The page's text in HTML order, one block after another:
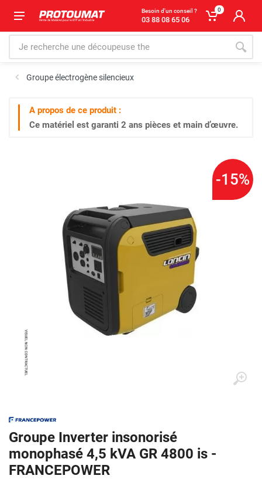
Besoin d'un conseil ?
03 88 08 65 06
0
Groupe électrogène silencieux
A propos de ce produit :
Ce matériel est garanti 2 ans pièces et main d’œuvre.
-15%
Groupe Inverter insonorisé
monophasé 4,5 kVA GR 4800 is -
FRANCEPOWER